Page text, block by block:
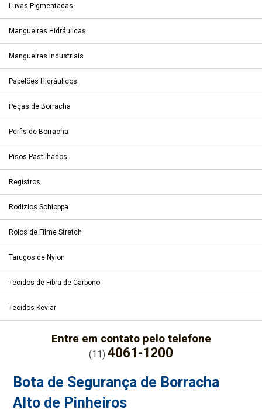
Luvas Pigmentadas
Mangueiras Hidráulicas
Mangueiras Industriais
Papelões Hidráulicos
Peças de Borracha
Perfis de Borracha
Pisos Pastilhados
Registros
Rodízios Schioppa
Rolos de Filme Stretch
Tarugos de Nylon
Tecidos de Fibra de Carbono
Tecidos Kevlar
Entre em contato pelo telefone
(11) 4061-1200
Bota de Segurança de Borracha
Alto de Pinheiros